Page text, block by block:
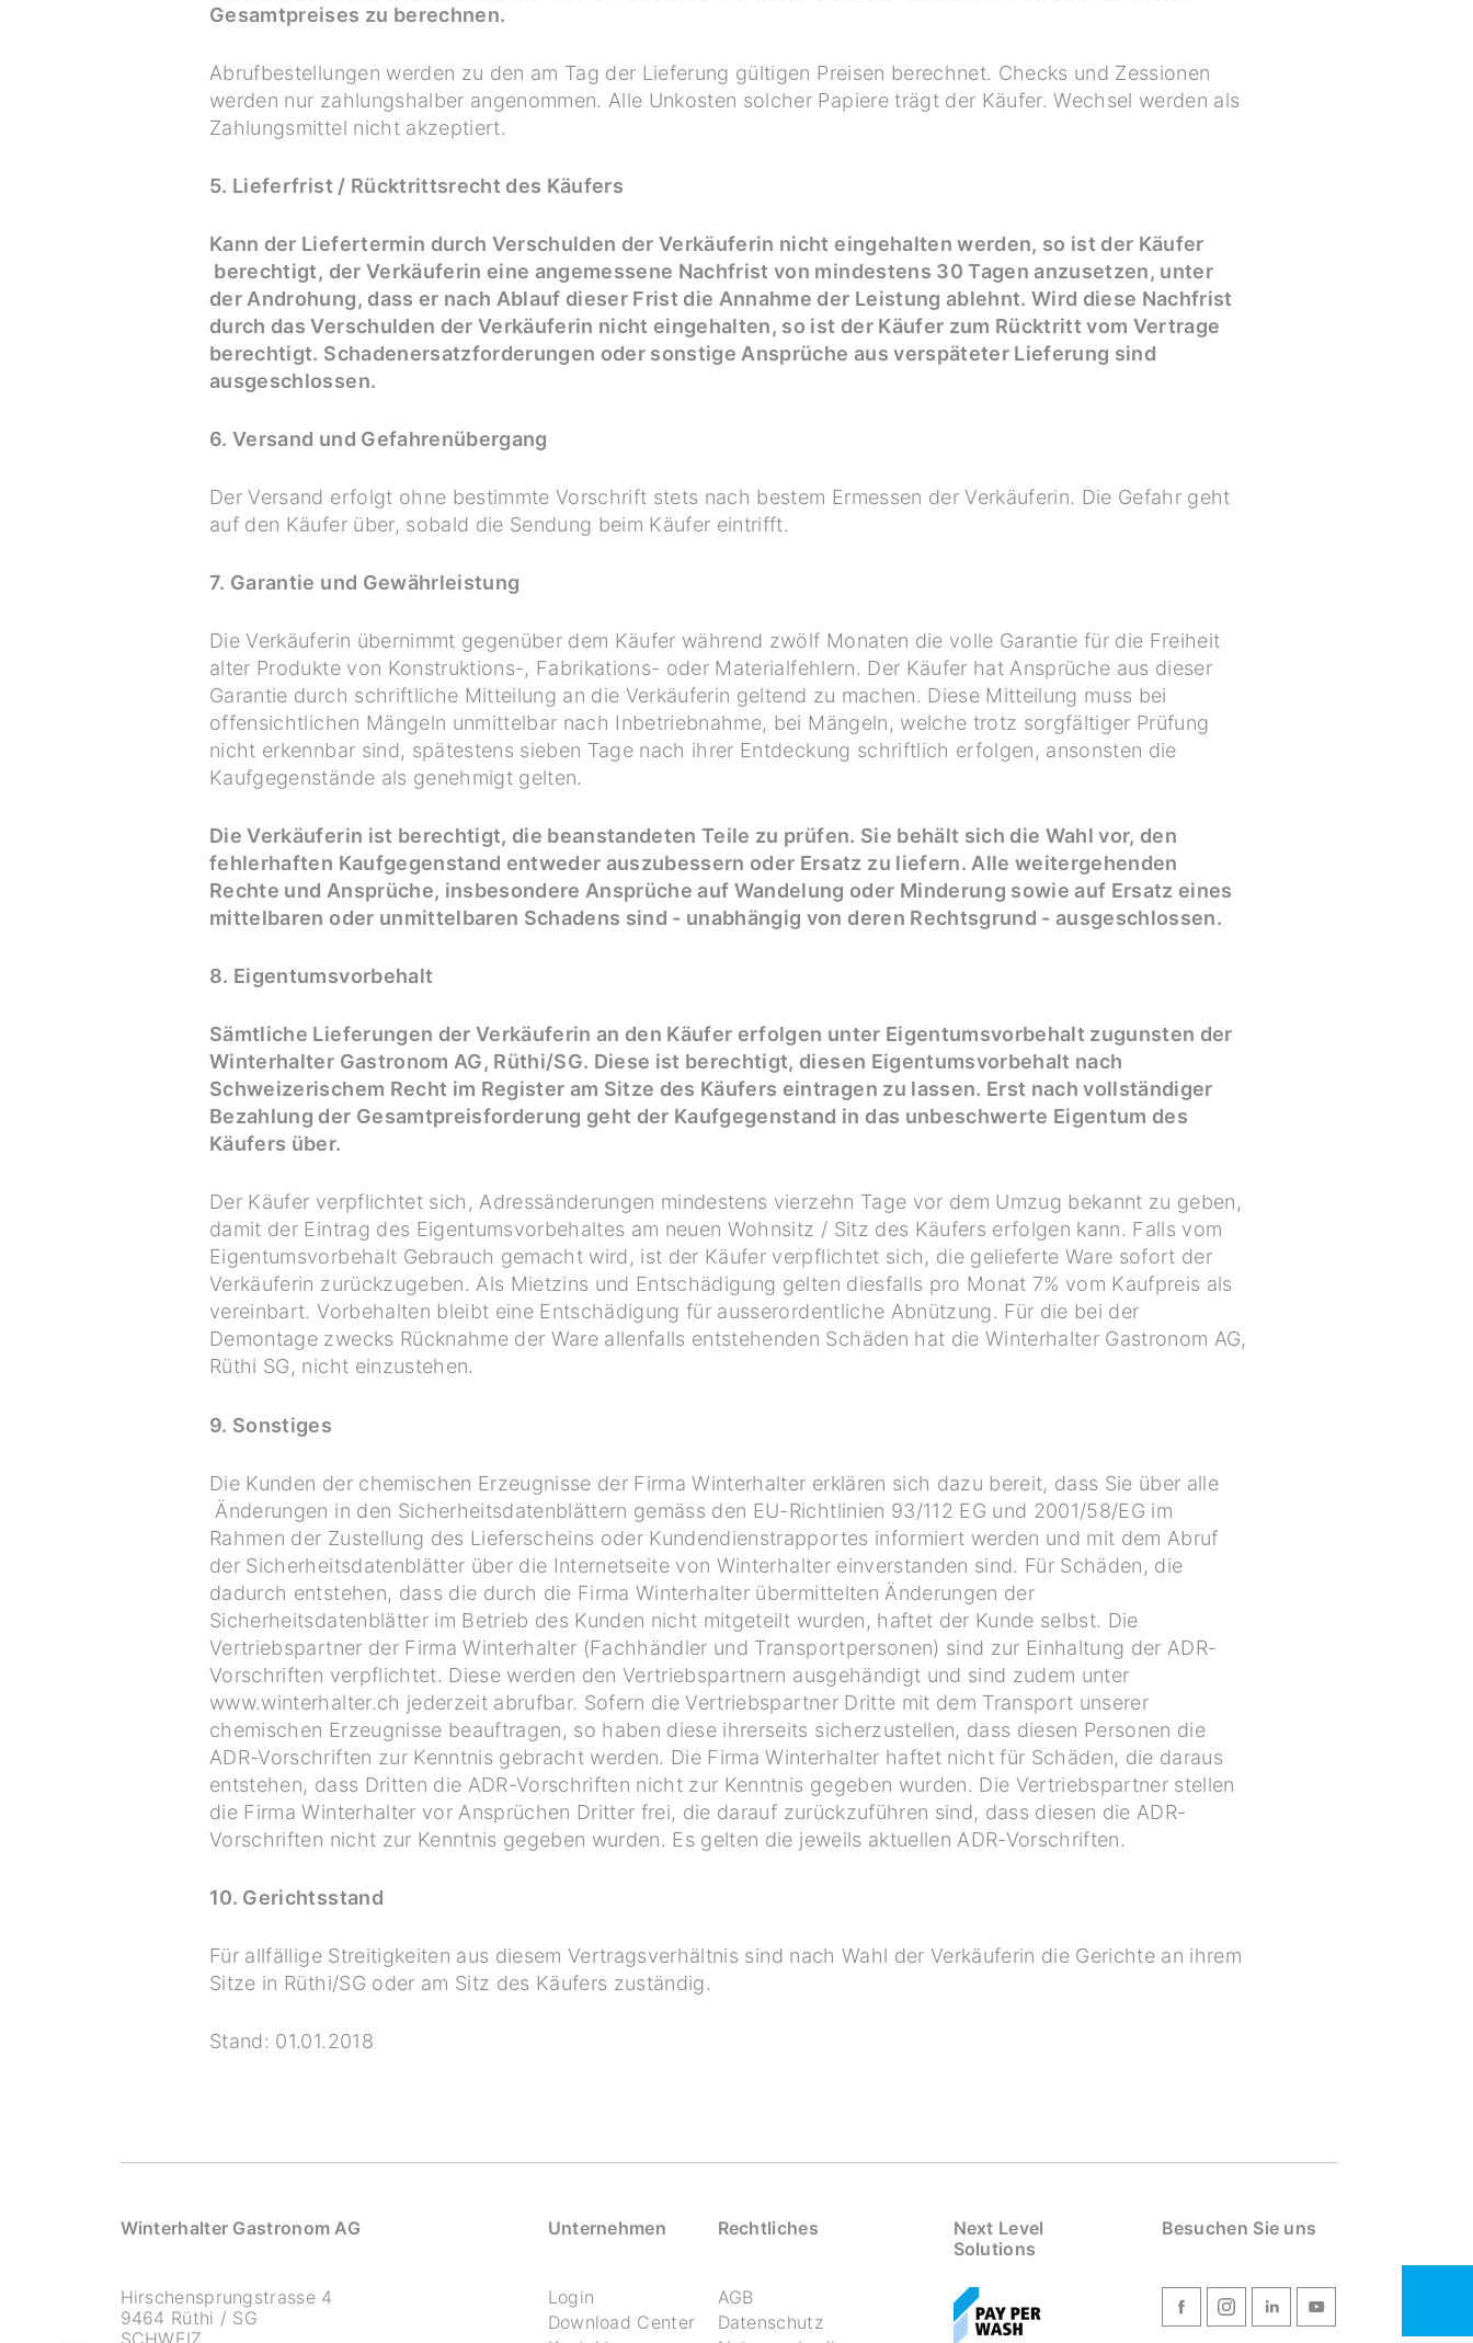
Gesamtpreises zu berechnen.
Abrufbestellungen werden zu den am Tag der Lieferung gültigen Preisen berechnet. Checks und Zessionen
werden nur zahlungshalber angenommen. Alle Unkosten solcher Papiere trägt der Käufer. Wechsel werden als
Zahlungsmittel nicht akzeptiert.
5. Lieferfrist / Rücktrittsrecht des Käufers
Kann der Liefertermin durch Verschulden der Verkäuferin nicht eingehalten werden, so ist der Käufer
berechtigt, der Verkäuferin eine angemessene Nachfrist von mindestens 30 Tagen anzusetzen, unter
der Androhung, dass er nach Ablauf dieser Frist die Annahme der Leistung ablehnt. Wird diese Nachfrist
durch das Verschulden der Verkäuferin nicht eingehalten, so ist der Käufer zum Rücktritt vom Vertrage
berechtigt. Schadenersatzforderungen oder sonstige Ansprüche aus verspäteter Lieferung sind
ausgeschlossen.
6. Versand und Gefahrenübergang
Der Versand erfolgt ohne bestimmte Vorschrift stets nach bestem Ermessen der Verkäuferin. Die Gefahr geht
auf den Käufer über, sobald die Sendung beim Käufer eintrifft.
7. Garantie und Gewährleistung
Die Verkäuferin übernimmt gegenüber dem Käufer während zwölf Monaten die volle Garantie für die Freiheit
alter Produkte von Konstruktions-, Fabrikations- oder Materialfehlern. Der Käufer hat Ansprüche aus dieser
Garantie durch schriftliche Mitteilung an die Verkäuferin geltend zu machen. Diese Mitteilung muss bei
offensichtlichen Mängeln unmittelbar nach Inbetriebnahme, bei Mängeln, welche trotz sorgfältiger Prüfung
nicht erkennbar sind, spätestens sieben Tage nach ihrer Entdeckung schriftlich erfolgen, ansonsten die
Kaufgegenstände als genehmigt gelten.
Die Verkäuferin ist berechtigt, die beanstandeten Teile zu prüfen. Sie behält sich die Wahl vor, den
fehlerhaften Kaufgegenstand entweder auszubessern oder Ersatz zu liefern. Alle weitergehenden
Rechte und Ansprüche, insbesondere Ansprüche auf Wandelung oder Minderung sowie auf Ersatz eines
mittelbaren oder unmittelbaren Schadens sind - unabhängig von deren Rechtsgrund - ausgeschlossen.
8. Eigentumsvorbehalt
Sämtliche Lieferungen der Verkäuferin an den Käufer erfolgen unter Eigentumsvorbehalt zugunsten der
Winterhalter Gastronom AG, Rüthi/SG. Diese ist berechtigt, diesen Eigentumsvorbehalt nach
Schweizerischem Recht im Register am Sitze des Käufers eintragen zu lassen. Erst nach vollständiger
Bezahlung der Gesamtpreisforderung geht der Kaufgegenstand in das unbeschwerte Eigentum des
Käufers über.
Der Käufer verpflichtet sich, Adressänderungen mindestens vierzehn Tage vor dem Umzug bekannt zu geben,
damit der Eintrag des Eigentumsvorbehaltes am neuen Wohnsitz / Sitz des Käufers erfolgen kann. Falls vom
Eigentumsvorbehalt Gebrauch gemacht wird, ist der Käufer verpflichtet sich, die gelieferte Ware sofort der
Verkäuferin zurückzugeben. Als Mietzins und Entschädigung gelten diesfalls pro Monat 7% vom Kaufpreis als
vereinbart. Vorbehalten bleibt eine Entschädigung für ausserordentliche Abnützung. Für die bei der
Demontage zwecks Rücknahme der Ware allenfalls entstehenden Schäden hat die Winterhalter Gastronom AG,
Rüthi SG, nicht einzustehen.
9. Sonstiges
Die Kunden der chemischen Erzeugnisse der Firma Winterhalter erklären sich dazu bereit, dass Sie über alle
Änderungen in den Sicherheitsdatenblättern gemäss den EU-Richtlinien 93/112 EG und 2001/58/EG im
Rahmen der Zustellung des Lieferscheins oder Kundendienstrapportes informiert werden und mit dem Abruf
der Sicherheitsdatenblätter über die Internetseite von Winterhalter einverstanden sind. Für Schäden, die
dadurch entstehen, dass die durch die Firma Winterhalter übermittelten Änderungen der
Sicherheitsdatenblätter im Betrieb des Kunden nicht mitgeteilt wurden, haftet der Kunde selbst. Die
Vertriebspartner der Firma Winterhalter (Fachhändler und Transportpersonen) sind zur Einhaltung der ADR-
Vorschriften verpflichtet. Diese werden den Vertriebspartnern ausgehändigt und sind zudem unter
www.winterhalter.ch jederzeit abrufbar. Sofern die Vertriebspartner Dritte mit dem Transport unserer
chemischen Erzeugnisse beauftragen, so haben diese ihrerseits sicherzustellen, dass diesen Personen die
ADR-Vorschriften zur Kenntnis gebracht werden. Die Firma Winterhalter haftet nicht für Schäden, die daraus
entstehen, dass Dritten die ADR-Vorschriften nicht zur Kenntnis gegeben wurden. Die Vertriebspartner stellen
die Firma Winterhalter vor Ansprüchen Dritter frei, die darauf zurückzuführen sind, dass diesen die ADR-
Vorschriften nicht zur Kenntnis gegeben wurden. Es gelten die jeweils aktuellen ADR-Vorschriften.
10. Gerichtsstand
Für allfällige Streitigkeiten aus diesem Vertragsverhältnis sind nach Wahl der Verkäuferin die Gerichte an ihrem
Sitze in Rüthi/SG oder am Sitz des Käufers zuständig.
Stand: 01.01.2018
Winterhalter Gastronom AG
Hirschensprungstrasse 4
9464 Rüthi / SG
SCHWEIZ
Unternehmen
Login
Download Center
Rechtliches
AGB
Datenschutz
Next Level
Solutions
Besuchen Sie uns